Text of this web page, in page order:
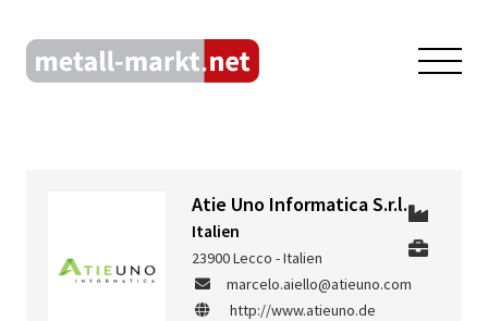
Atie Uno Informatica S.r.l.
Italien
23900 Lecco - Italien
marcelo.aiello@atieuno.com
http://www.atieuno.de